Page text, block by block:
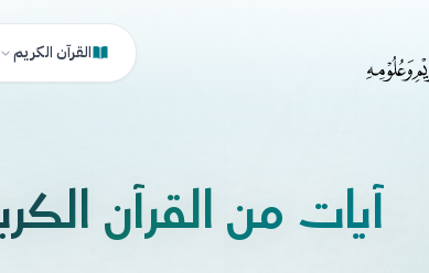
القرآن الكريم
آيات من القرآن